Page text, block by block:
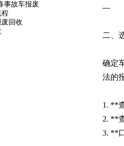
事故车报废
回收
---
二、
确定
法的
1. **
2. **
3. **